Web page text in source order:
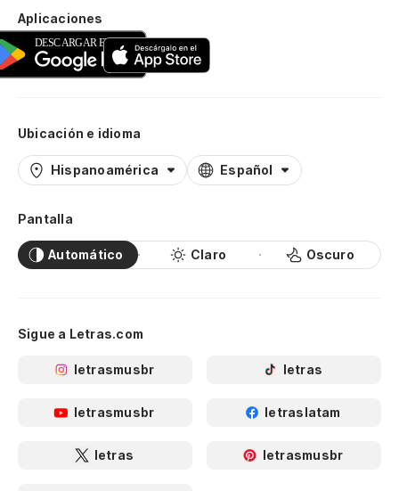
Aplicaciones
Ubicación e idioma
Hispanoamérica Español
Pantalla
Automático Claro Oscuro
Sigue a Letras.com
letrasmusbr letras
letrasmusbr letraslatam
letras letrasmusbr